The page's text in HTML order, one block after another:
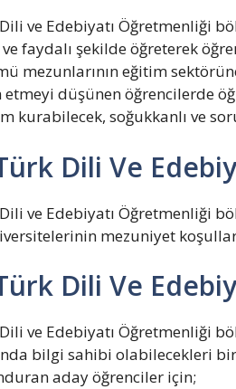
ve Edebiyatı Öğretmenliği
faydalı şekilde öğreterek
mezunlarının eğitim
etmeyi düşünen öğrencilerde
kurabilecek, soğukkanlı ve
Dili Ve
ve Edebiyatı Öğretmenliği
mezuniyet
Dili Ve
ve Edebiyatı Öğretmenliği
bilgi sahibi olabilecekleri
aday öğrenciler için;